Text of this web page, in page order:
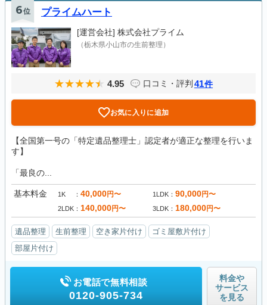
6位 プライムハート
[運営会社] 株式会社プライム
（栃木県小山市の生前整理）
4.95 口コミ・評判 41件
お気に入りに追加
【全国第一号の「特定遺品整理士」認定者が適正な整理を行いま
す】
「最良の...
基本料金 1K 40,000円〜 1LDK 90,000円〜
2LDK 140,000円〜 3LDK 180,000円〜
遺品整理 生前整理 空き家片付け
ゴミ屋敷片付け
部屋片付け
お電話で無料相談
0120-905-734
料金や
サービス
を見る